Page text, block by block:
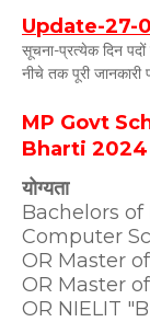
Update-27-
सूचना-प्रत्येक दिन
नीचे तक पूरी जानकारी
MP Govt
Bharti 2024
योग्यता
Bachelors
Computer
OR Master
OR Master
OR NIELIT